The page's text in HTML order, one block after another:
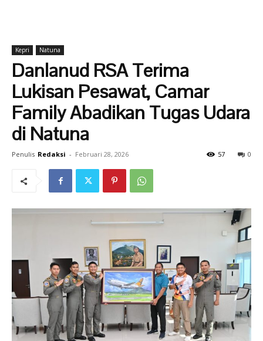
Kepri Natuna
Danlanud RSA Terima
Lukisan Pesawat, Camar
Family Abadikan Tugas Udara
di Natuna
Penulis Redaksi - Februari 28, 2026 0
57